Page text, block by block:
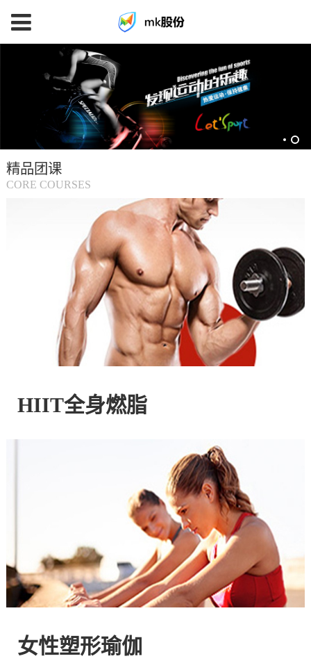
育
(中
有
官
方
网
精品团课
CORE COURSES
HIIT全身燃脂
女性塑形瑜伽